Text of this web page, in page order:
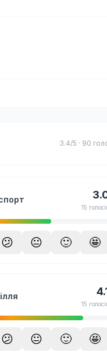
3.4/5 · 90
15
😕 😐 🙂 🤩
15
😕 😐 🙂 🤩